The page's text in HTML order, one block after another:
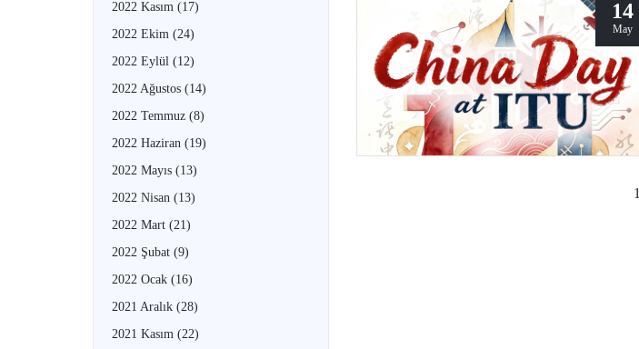
2022 Kasım (17)
2022 Ekim (24)
2022 Eylül (12)
2022 Ağustos (14)
2022 Temmuz (8)
2022 Haziran (19)
2022 Mayıs (13)
2022 Nisan (13)
2022 Mart (21)
2022 Şubat (9)
2022 Ocak (16)
2021 Aralık (28)
2021 Kasım (22)
14
May
1